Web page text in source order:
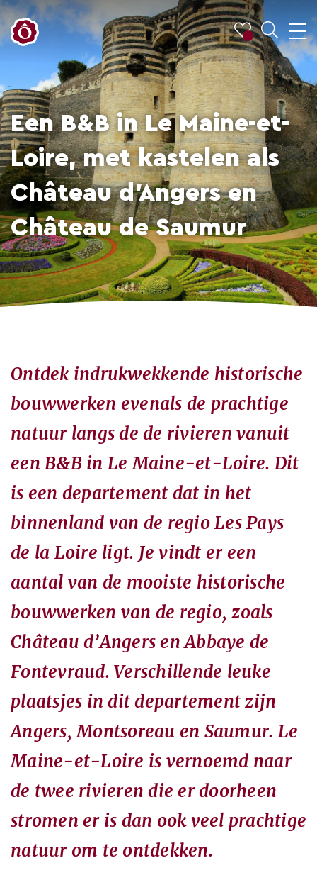
Een B&B in Le Maine-et-
Loire, met kastelen als
Château d’Angers en
Château de Saumur
Ontdek indrukwekkende historische
bouwwerken evenals de prachtige
natuur langs de de rivieren vanuit
een B&B in Le Maine-et-Loire. Dit
is een departement dat in het
binnenland van de regio Les Pays
de la Loire ligt. Je vindt er een
aantal van de mooiste historische
bouwwerken van de regio, zoals
Château d’Angers en Abbaye de
Fontevraud. Verschillende leuke
plaatsjes in dit departement zijn
Angers, Montsoreau en Saumur. Le
Maine-et-Loire is vernoemd naar
de twee rivieren die er doorheen
stromen er is dan ook veel prachtige
natuur om te ontdekken.